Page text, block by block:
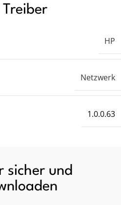
Treiber
HP
Netzwerk
1.0.0.63
sicher und